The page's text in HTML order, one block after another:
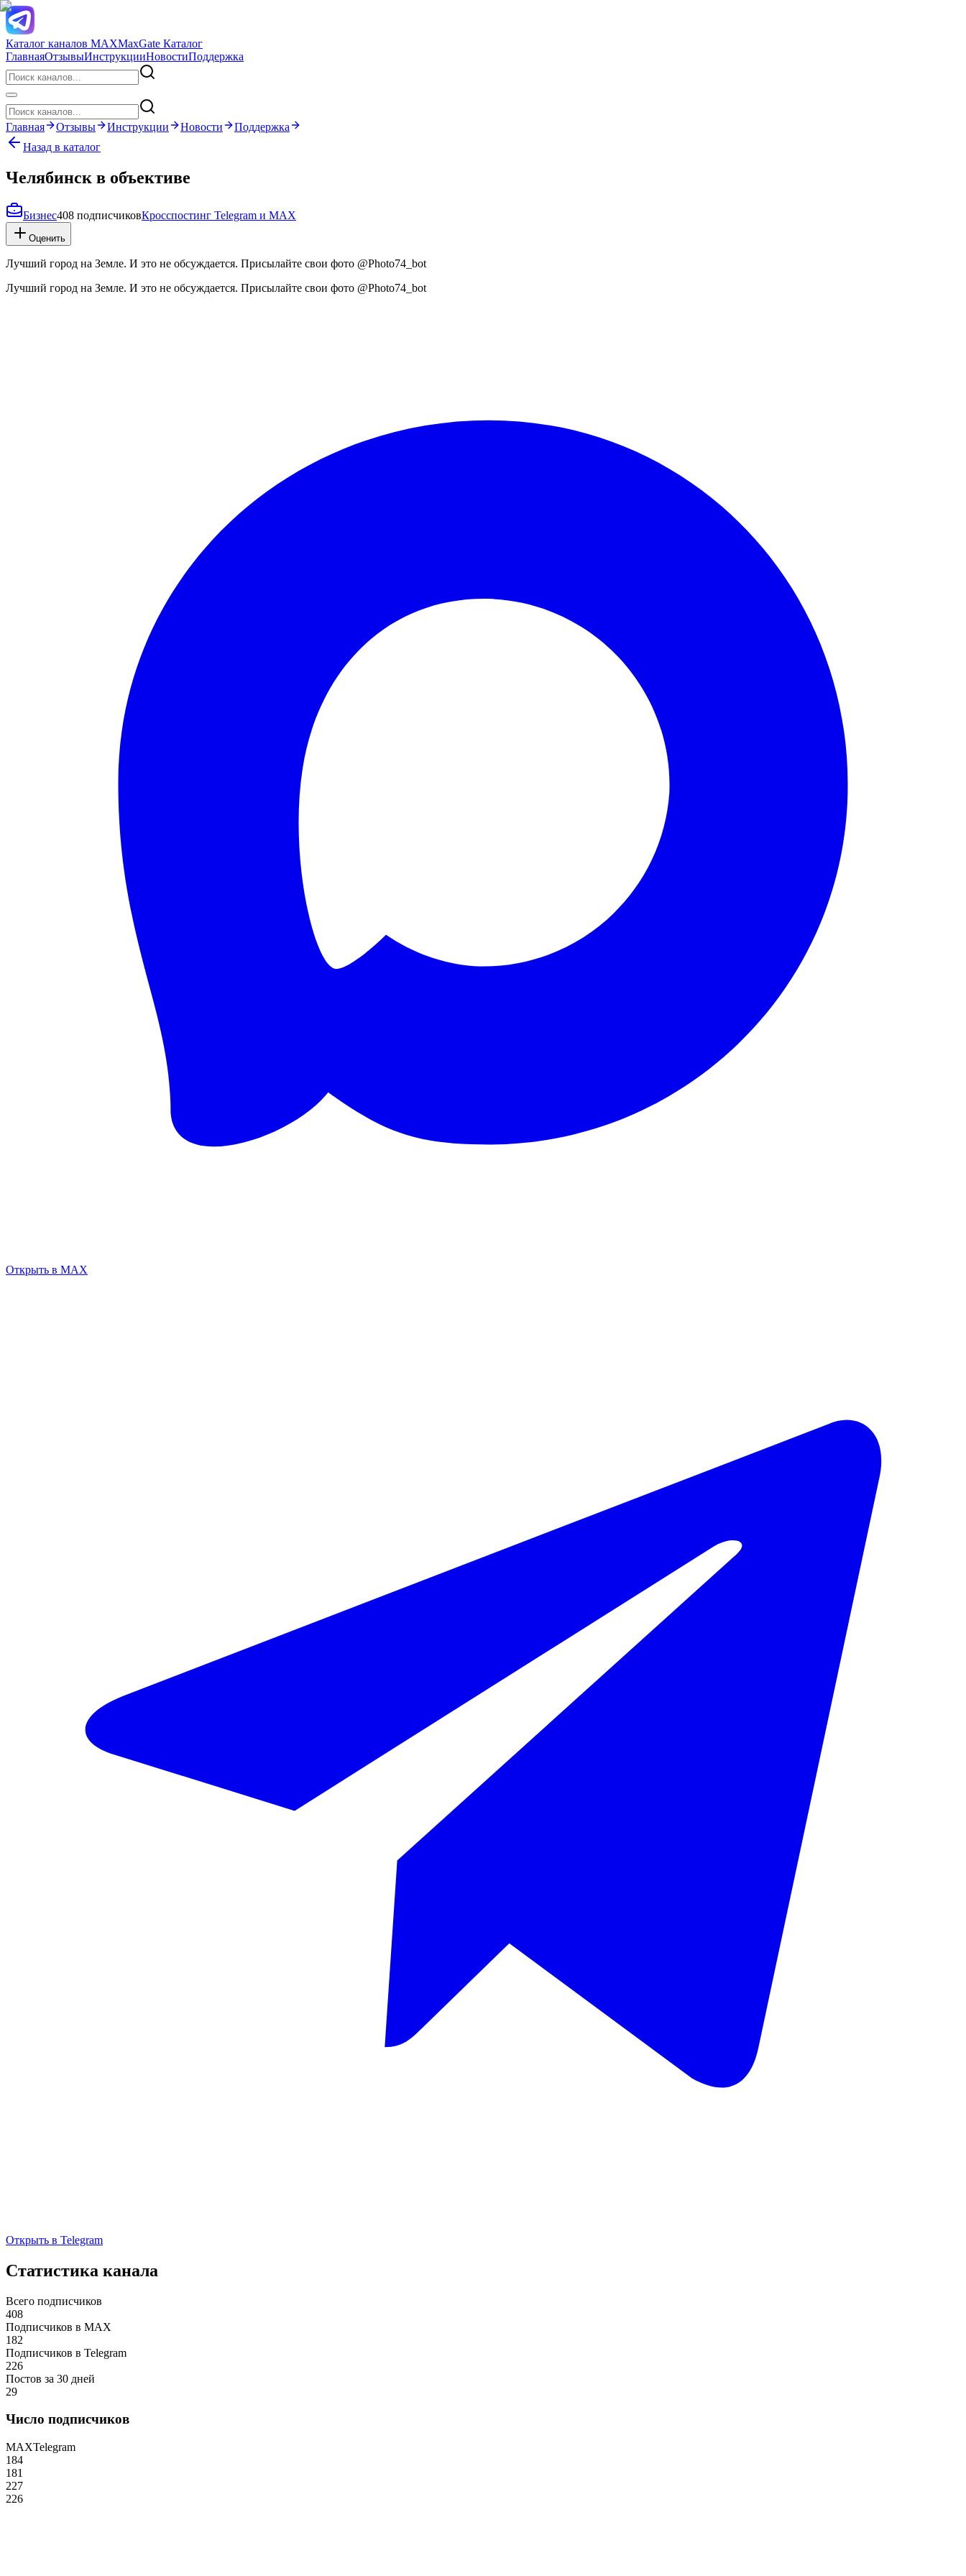
Каталог каналов MAXMaxGate Каталог
ГлавнаяОтзывыИнструкцииНовостиПоддержка
Главная Отзывы Инструкции Новости
Поддержка
Назад в каталог
Челябинск в объективе
Бизнес408 подписчиковКросспостинг Telegram и MAX
Оценить
Лучший город на Земле. И это не обсуждается. Присылайте свои фото @Photo74_bot
Лучший город на Земле. И это не обсуждается. Присылайте свои фото @Photo74_bot
Открыть в MAX
Открыть в Telegram
Статистика канала
Всего подписчиков
408
Подписчиков в MAX
182
Подписчиков в Telegram
226
Постов за 30 дней
29
Число подписчиков
MAXTelegram
184
181
227
226